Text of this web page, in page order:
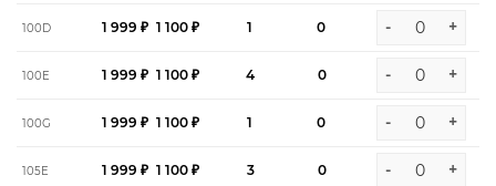
100D 1 999 ₽ 1 100 ₽ 1 0 - +
100E 1 999 ₽ 1 100 ₽ 4 0 - +
100G 1 999 ₽ 1 100 ₽ 1 0 - +
105E 1 999 ₽ 1 100 ₽ 3 0 - +